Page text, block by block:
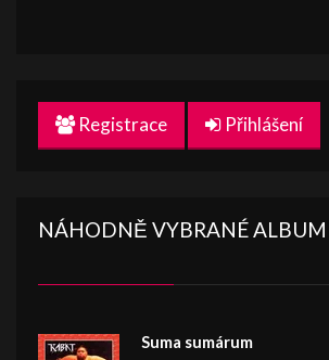
Registrace Přihlášení
NÁHODNĚ VYBRANÉ ALBUM
Suma sumárum